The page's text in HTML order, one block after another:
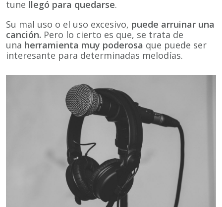
tune llegó para quedarse.
Su mal uso o el uso excesivo, puede arruinar una
canción. Pero lo cierto es que, se trata de
una herramienta muy poderosa que puede ser
interesante para determinadas melodías.